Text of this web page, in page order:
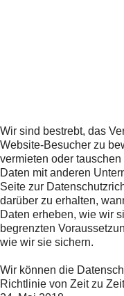
Wir sind bestrebt, das
Website-Besucher zu
vermieten oder
Daten mit anderen
Seite zur
darüber zu erhalten,
Daten erheben, wie wir
begrenzten
wie wir sie sichern.
Wir können die
Richtlinie von Zeit zu